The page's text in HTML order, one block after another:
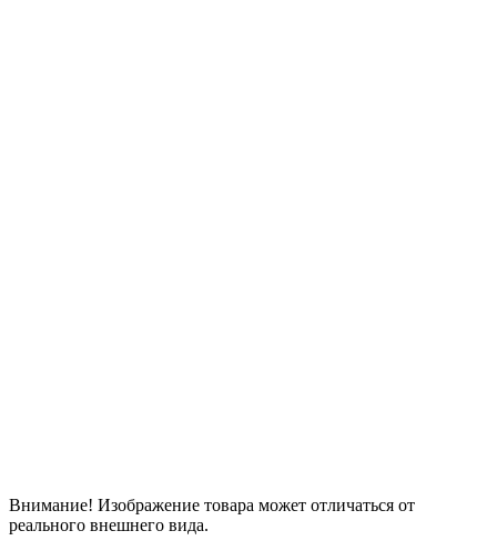
Внимание! Изображение товара может отличаться от
реального внешнего вида.